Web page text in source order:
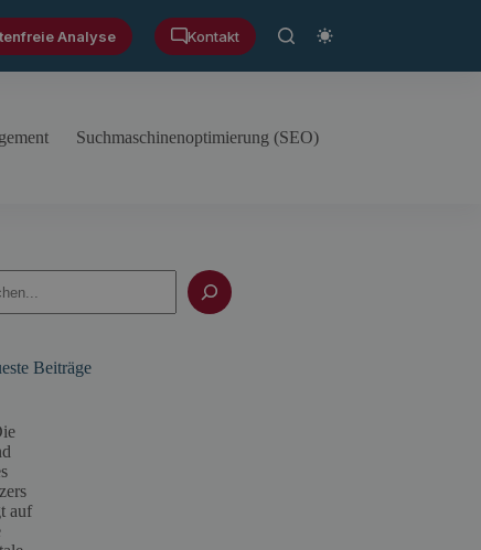
Analyse Kontakt
Suchmaschinenoptimierung (SEO)
Beiträge